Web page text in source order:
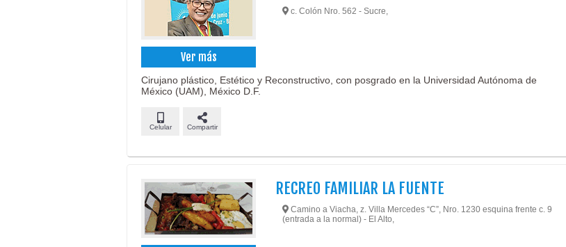
Ver más
c. Colón Nro. 562 - Sucre,
Cirujano plástico, Estético y Reconstructivo, con posgrado en la Universidad Autónoma de
México (UAM), México D.F.
Celular Compartir
RECREO FAMILIAR LA FUENTE
Camino a Viacha, z. Villa Mercedes “C”, Nro. 1230 esquina frente c. 9
(entrada a la normal) - El Alto,